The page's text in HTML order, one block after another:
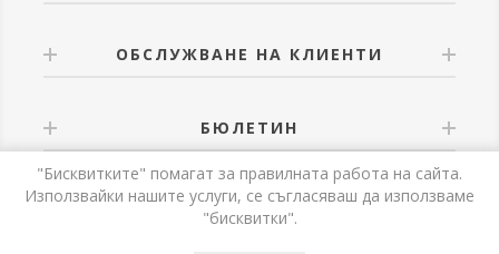
ОБСЛУЖВАНЕ НА КЛИЕНТИ
БЮЛЕТИН
"Бисквитките" помагат за правилната работа на сайта.
Използвайки нашите услуги, се съгласяваш да използваме
"бисквитки".